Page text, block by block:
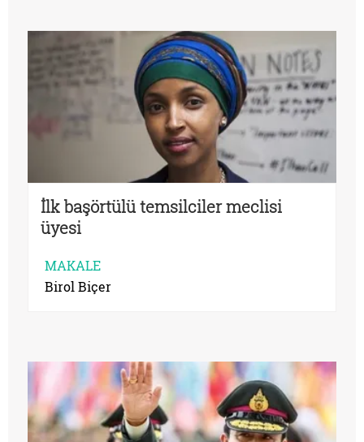
İlk başörtülü temsilciler meclisi
üyesi
MAKALE
Birol Biçer